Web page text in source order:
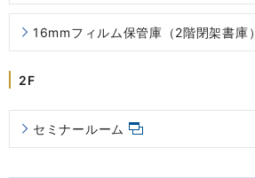
16mmフィルム保管庫（2階閉架書庫）
2F
セミナールーム